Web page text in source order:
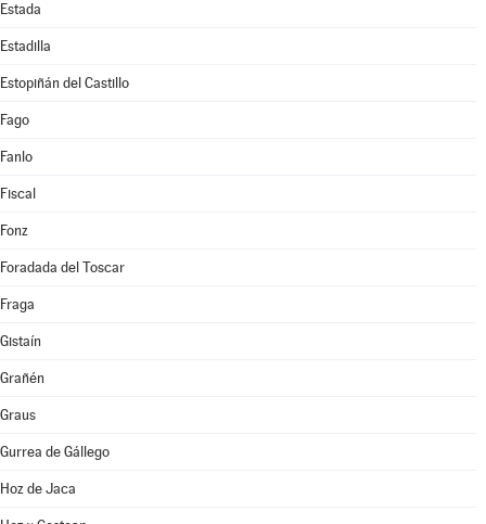
Estada
Estadilla
Estopiñán del Castillo
Fago
Fanlo
Fiscal
Fonz
Foradada del Toscar
Fraga
Gistaín
Grañén
Graus
Gurrea de Gállego
Hoz de Jaca